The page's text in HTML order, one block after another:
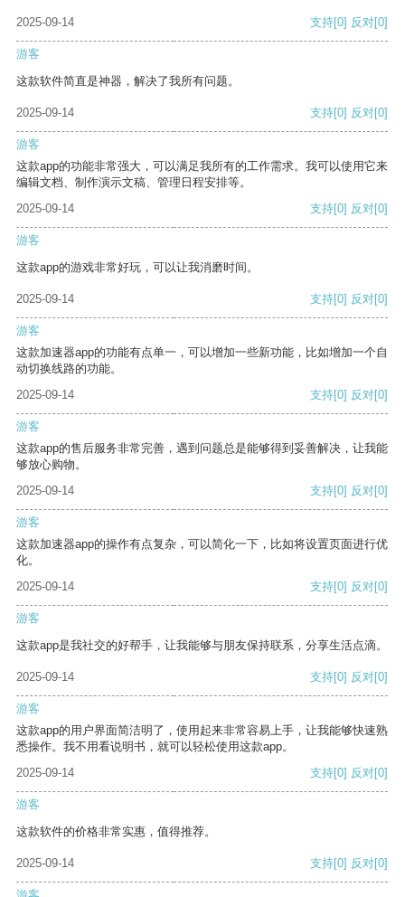
2025-09-14 支持[0] 反对[0]
游客
这款软件简直是神器，解决了我所有问题。
2025-09-14 支持[0] 反对[0]
游客
这款app的功能非常强大，可以满足我所有的工作需求。我可以使用它来
编辑文档、制作演示文稿、管理日程安排等。
2025-09-14
支持[0] 反对[0]
游客
这款app的游戏非常好玩，可以让我消磨时间。
2025-09-14 支持[0] 反对[0]
游客
这款加速器app的功能有点单一，可以增加一些新功能，比如增加一个自
动切换线路的功能。
2025-09-14
支持[0] 反对[0]
游客
这款app的售后服务非常完善，遇到问题总是能够得到妥善解决，让我能
够放心购物。
2025-09-14
支持[0] 反对[0]
游客
这款加速器app的操作有点复杂，可以简化一下，比如将设置页面进行优
化。
2025-09-14
支持[0] 反对[0]
游客
这款app是我社交的好帮手，让我能够与朋友保持联系，分享生活点滴。
2025-09-14 支持[0] 反对[0]
游客
这款app的用户界面简洁明了，使用起来非常容易上手，让我能够快速熟
悉操作。我不用看说明书，就可以轻松使用这款app。
2025-09-14
支持[0] 反对[0]
游客
这款软件的价格非常实惠，值得推荐。
2025-09-14 支持[0] 反对[0]